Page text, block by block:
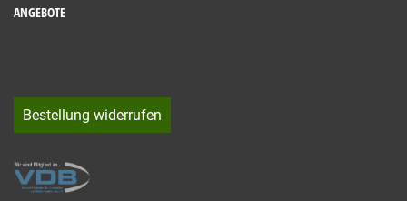
ANGEBOTE
Bestellung widerrufen